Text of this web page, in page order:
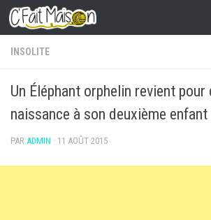
Skip to content
INSOLITE
Un Éléphant orphelin revient pour
naissance à son deuxième enfant
PAR ADMIN · 11 AOÛT 2015